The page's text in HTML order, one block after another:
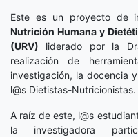
Este es un proyecto de
Nutrición Humana y
(URV) liderado por la
realización de
investigación, la docencia
l@s Dietistas-Nutricionistas.
A raíz de este, l@s
la investigadora